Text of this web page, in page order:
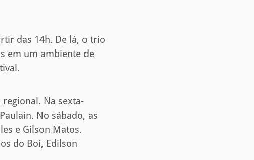
das 14h. De lá, o trio
em um ambiente de
Na sexta-
No sábado, as
e Gilson Matos.
do Boi, Edilson